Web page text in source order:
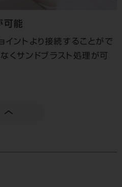
可能
イントより接続することがで
くサンドブラスト処理が可